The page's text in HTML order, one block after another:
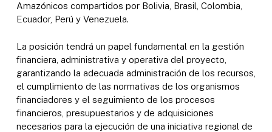
Amazónicos compartidos por Bolivia, Brasil, Colombia,
Ecuador, Perú y Venezuela.
La posición tendrá un papel fundamental en la gestión
financiera, administrativa y operativa del proyecto,
garantizando la adecuada administración de los recursos,
el cumplimiento de las normativas de los organismos
financiadores y el seguimiento de los procesos
financieros, presupuestarios y de adquisiciones
necesarios para la ejecución de una iniciativa regional de